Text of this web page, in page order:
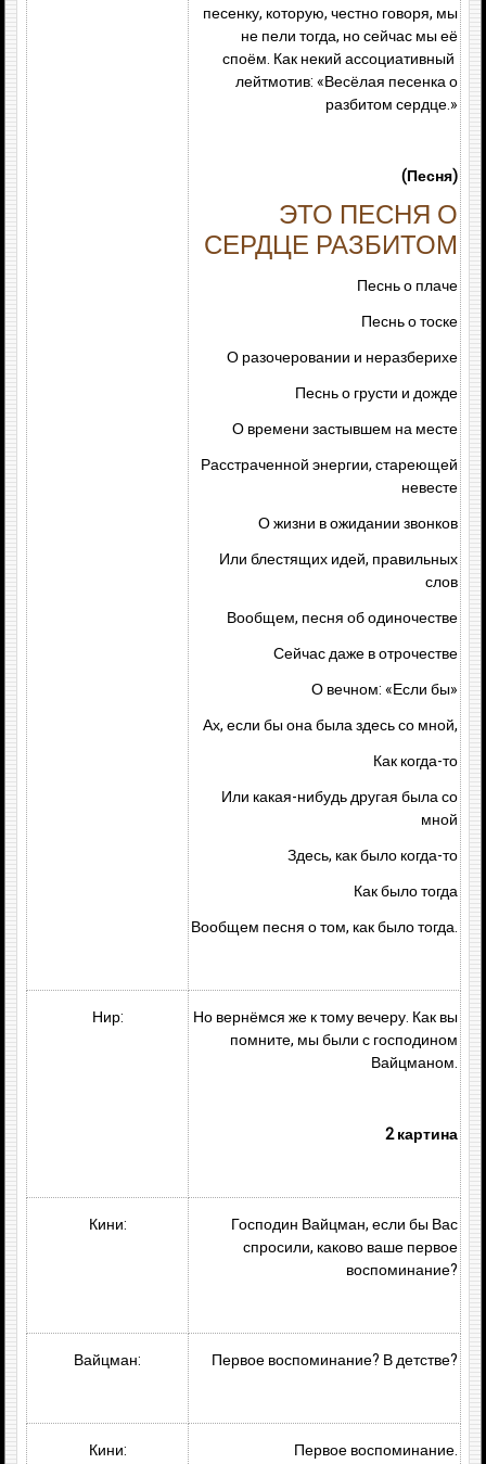
песенку, которую, честно говоря, мы
не пели тогда, но сейчас мы её
споём. Как некий ассоциативный
лейтмотив: «Весёлая песенка о
разбитом сердце.»
(Песня)
ЭТО ПЕСНЯ О
СЕРДЦЕ РАЗБИТОМ
Песнь о плаче
Песнь о тоске
О разочеровании и неразберихе
Песнь о грусти и дожде
О времени застывшем на месте
Расстраченной энергии, стареющей
невесте
О жизни в ожидании звонков
Или блестящих идей, правильных
слов
Вообщем, песня об одиночестве
Сейчас даже в отрочестве
О вечном: «Если бы»
Ах, если бы она была здесь со мной,
Как когда-то
Или какая-нибудь другая была со
мной
Здесь, как было когда-то
Как было тогда
Вообщем песня о том, как было тогда.
Нир:
Но вернёмся же к тому вечеру. Как вы
помните, мы были с господином
Вайцманом.
2 картина
Кини:
Господин Вайцман, если бы Вас
спросили, каково ваше первое
воспоминание?
Вайцман: Первое воспоминание? В детстве?
Кини: Первое воспоминание.